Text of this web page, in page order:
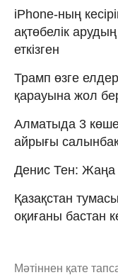
iPhone-ның
ақтөбелік
еткізген
Трамп өзге
қарауына жол
Алматыда 3
айрығы
Денис Тен:
Қазақстан
оқиғаны бастан
Мәтіннен қате